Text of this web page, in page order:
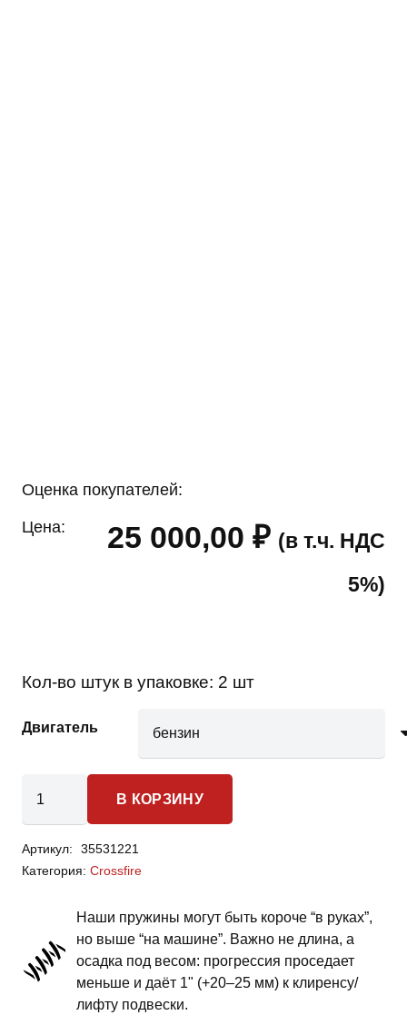
Оценка покупателей:
Цена: 25 000,00 ₽ (в т.ч. НДС
5%)
Кол-во штук в упаковке: 2 шт
Двигатель
товара
Crossfire
-
передней
подвески
-
В КОРЗИНУ
Артикул:
35531221
Категория: Crossfire
Наши пружины могут быть короче “в руках”,
но выше “на машине”. Важно не длина, а
осадка под весом: прогрессия проседает
меньше и даёт 1" (+20–25 мм) к клиренсу/
лифту подвески.